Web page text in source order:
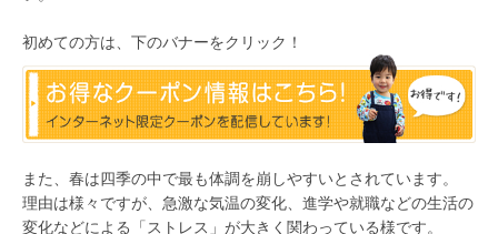
初めての方は、下のバナーをクリック！
また、春は四季の中で最も体調を崩しやすいとされています。
理由は様々ですが、急激な気温の変化、進学や就職などの生活の
変化などによる「ストレス」が大きく関わっている様です。